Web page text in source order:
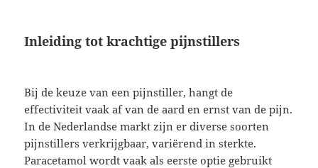
Inleiding tot krachtige pijnstillers
Bij de keuze van een pijnstiller, hangt de
effectiviteit vaak af van de aard en ernst van de pijn.
In de Nederlandse markt zijn er diverse soorten
pijnstillers verkrijgbaar, variërend in sterkte.
Paracetamol wordt vaak als eerste optie gebruikt